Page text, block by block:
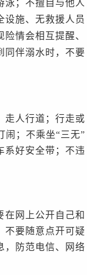
泳；不擅自与他人
设施、无救援人员
情会相互提醒、
同伴溺水时，不要
走人行道；行走或
闹；不乘坐“三无”
系好安全带；不违
在网上公开自己和
不要随意点开可疑
，防范电信、网络